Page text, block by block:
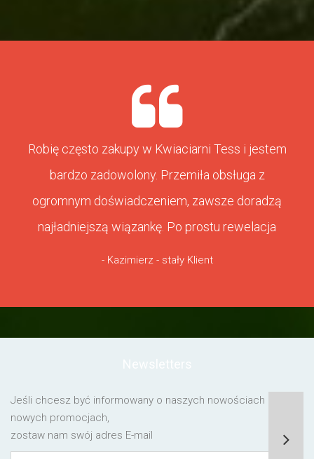
Robię często zakupy w Kwiaciarni Tess i jestem
bardzo zadowolony. Przemiła obsługa z
ogromnym doświadczeniem, zawsze doradzą
najładniejszą wiązankę. Po prostu rewelacja
- Kazimierz - stały Klient
Jeśli chcesz być informowany o naszych nowościach lub o
nowych promocjach,
zostaw nam swój adres E-mail